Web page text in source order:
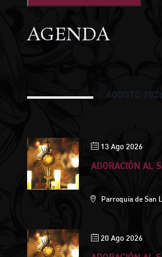
AGENDA
AGOSTO 2026
13 Ago 2026
ADORACIÓN AL
Parroquia de San
20 Ago 2026